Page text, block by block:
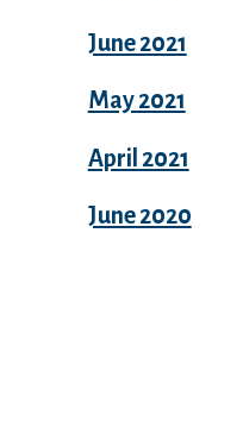
June 2021
May 2021
April 2021
June 2020